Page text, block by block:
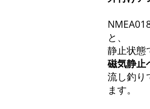
と、
静止状態
磁気静止
流し釣り
ます。